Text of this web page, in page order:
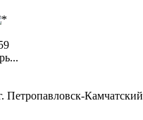
Петропавловск-Камчатский